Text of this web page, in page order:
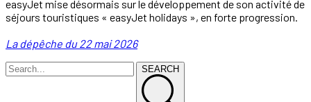
easyJet mise désormais sur le développement de son activité de
séjours touristiques « easyJet holidays », en forte progression.
La dépêche du 22 mai 2026
SEARCH